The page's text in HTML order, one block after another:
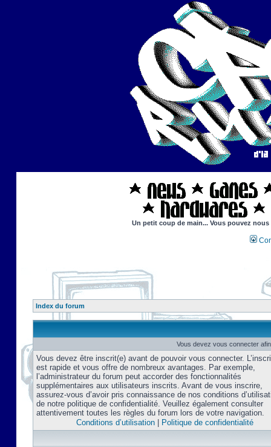
Un petit coup de main... Vous pouvez
Index du forum
Vous devez vous connecter
Vous devez être inscrit(e) avant de pouvoir vous connecter.
est rapide et vous offre de nombreux avantages. Par exemple,
l’administrateur du forum peut accorder des fonctionnalités
supplémentaires aux utilisateurs inscrits. Avant de vous inscrire,
assurez-vous d’avoir pris connaissance de nos conditions
de notre politique de confidentialité. Veuillez également consulter
attentivement toutes les règles du forum lors de votre navigation.
Conditions d’utilisation| Politique de confidentialité